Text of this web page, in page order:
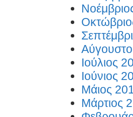
Ιούλιος
Ιούνιος
Μάιος
Μάρτιος